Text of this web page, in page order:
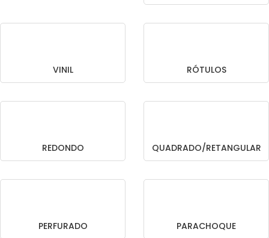
VINIL RÓTULOS
REDONDO QUADRADO/RETANGULAR
PERFURADO PARACHOQUE